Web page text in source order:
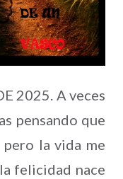
2025. A veces
pensando que
la vida me
felicidad nace